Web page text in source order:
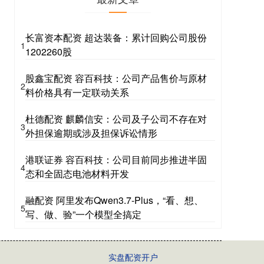
1
长富资本配资 超达装备：累计回购公司股份
1202260股
2
股鑫宝配资 容百科技：公司产品售价与原材
料价格具有一定联动关系
3
杜德配资 麒麟信安：公司及子公司不存在对
外担保逾期或涉及担保诉讼情形
4
港联证券 容百科技：公司目前同步推进半固
态和全固态电池材料开发
5
融配资 阿里发布Qwen3.7-Plus，“看、想、
写、做、验”一个模型全搞定
实盘配资开户